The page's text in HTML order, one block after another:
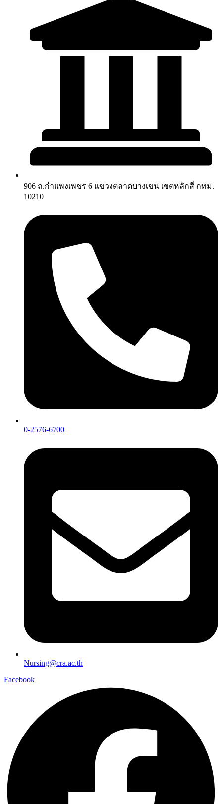
906 ถ.กำแพงเพชร 6 แขวงตลาดบางเขน เขตหลักสี่ กทม.
10210
0-2576-6700
Nursing@cra.ac.th
Facebook